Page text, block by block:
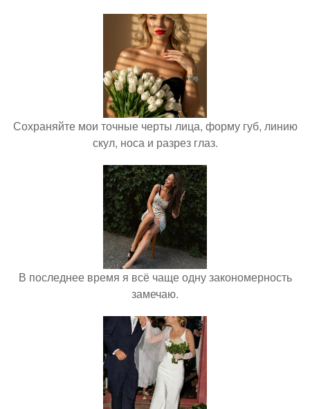
Сохраняйте мои точные черты лица, форму губ, линию
скул, носа и разрез глаз.
В последнее время я всё чаще одну закономерность
замечаю.